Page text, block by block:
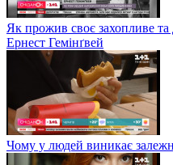
Як прожив своє захопливе
Ернест Гемінґвей
Чому у людей виникає